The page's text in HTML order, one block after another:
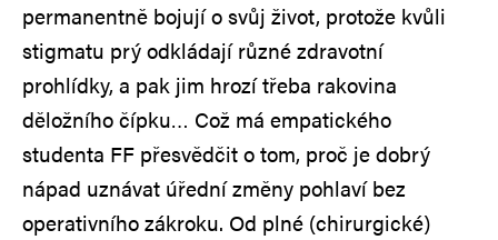
permanentně bojují o svůj život, protože kvůli
stigmatu prý odkládají různé zdravotní
prohlídky, a pak jim hrozí třeba rakovina
děložního čípku… Což má empatického
studenta FF přesvědčit o tom, proč je dobrý
nápad uznávat úřední změny pohlaví bez
operativního zákroku. Od plné (chirurgické)